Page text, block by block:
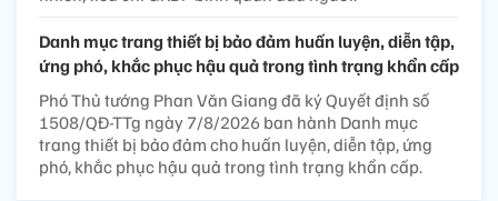
Danh mục trang thiết bị bảo đảm huấn luyện, diễn tập,
ứng phó, khắc phục hậu quả trong tình trạng khẩn cấp
Phó Thủ tướng Phan Văn Giang đã ký Quyết định số
1508/QĐ-TTg ngày 7/8/2026 ban hành Danh mục
trang thiết bị bảo đảm cho huấn luyện, diễn tập, ứng
phó, khắc phục hậu quả trong tình trạng khẩn cấp.